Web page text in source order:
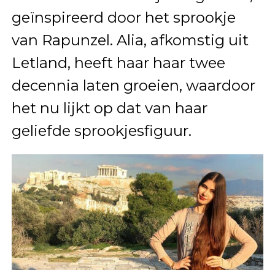
geïnspireerd door het sprookje
van Rapunzel. Alia, afkomstig uit
Letland, heeft haar haar twee
decennia laten groeien, waardoor
het nu lijkt op dat van haar
geliefde sprookjesfiguur.